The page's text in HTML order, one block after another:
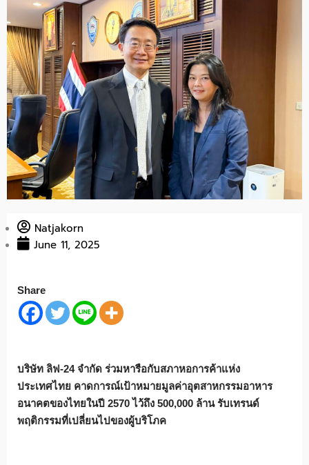
Natjakorn
June 11, 2025
Share
บริษัท ลิฟ-24 จำกัด ร่วมหารือกับสภาหอการค้าแห่ง
ประเทศไทย คาดการณ์เป้าหมายมูลค่าอุตสาหกรรมอาหาร
อนาคตของไทยในปี 2570 ไว้ถึง 500,000 ล้าน รับเทรนด์
พฤติกรรมที่เปลี่ยนไปของผู้บริโภค